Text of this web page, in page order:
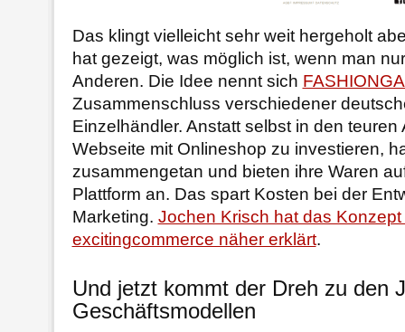
Das klingt vielleicht sehr weit hergeholt
hat gezeigt, was möglich ist, wenn man
Anderen. Die Idee nennt sich
Zusammenschluss verschiedener
Einzelhändler. Anstatt selbst in den teuren
Webseite mit Onlineshop zu investieren,
zusammengetan und bieten ihre Waren
Plattform an. Das spart Kosten bei der
Marketing. Jochen Krisch hat das Konzept
excitingcommerce näher erklärt.
Und jetzt kommt der Dreh zu den
Geschäftsmodellen